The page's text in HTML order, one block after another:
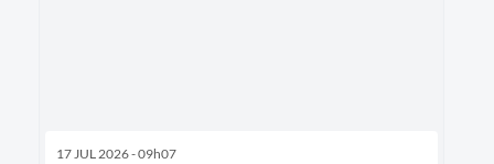
17 JUL 2026 - 09h07